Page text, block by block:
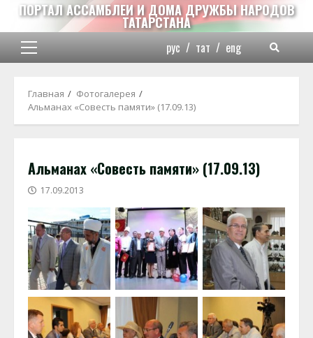
Перейти
содержимому
ПОРТАЛ АССАМБЛЕИ И ДОМА ДРУЖБЫ НАРОДОВ
ТАТАРСТАНА
Основное
рус / тат / eng
Главная
Фотогалерея
Альманах «Совесть памяти» (17.09.13)
Альманах «Совесть памяти» (17.09.13)
17.09.2013